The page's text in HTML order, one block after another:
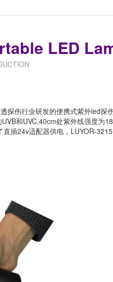
LED
探伤行业研发的便携式紫外led探
和UVC,40cm处紫外线强度为
插24v适配器供电，LUYOR-